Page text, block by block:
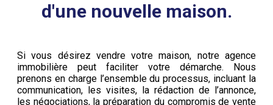
d'une nouvelle maison.
Si vous désirez vendre votre maison, notre agence
immobilière peut faciliter votre démarche. Nous
prenons en charge l’ensemble du processus, incluant la
communication, les visites, la rédaction de l’annonce,
les négociations, la préparation du compromis de vente